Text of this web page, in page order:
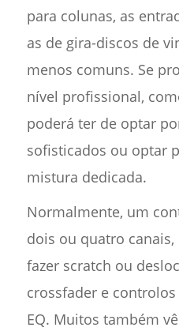
para colunas, as
as de gira-discos de
menos comuns. Se
nível profissional,
poderá ter de optar
sofisticados ou optar
mistura dedicada.
Normalmente, um
dois ou quatro
fazer scratch ou
crossfader e
EQ. Muitos também